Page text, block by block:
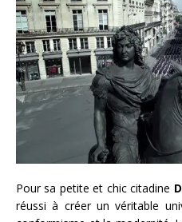
Pour sa petite et chic citadine
réussi à créer un véritable